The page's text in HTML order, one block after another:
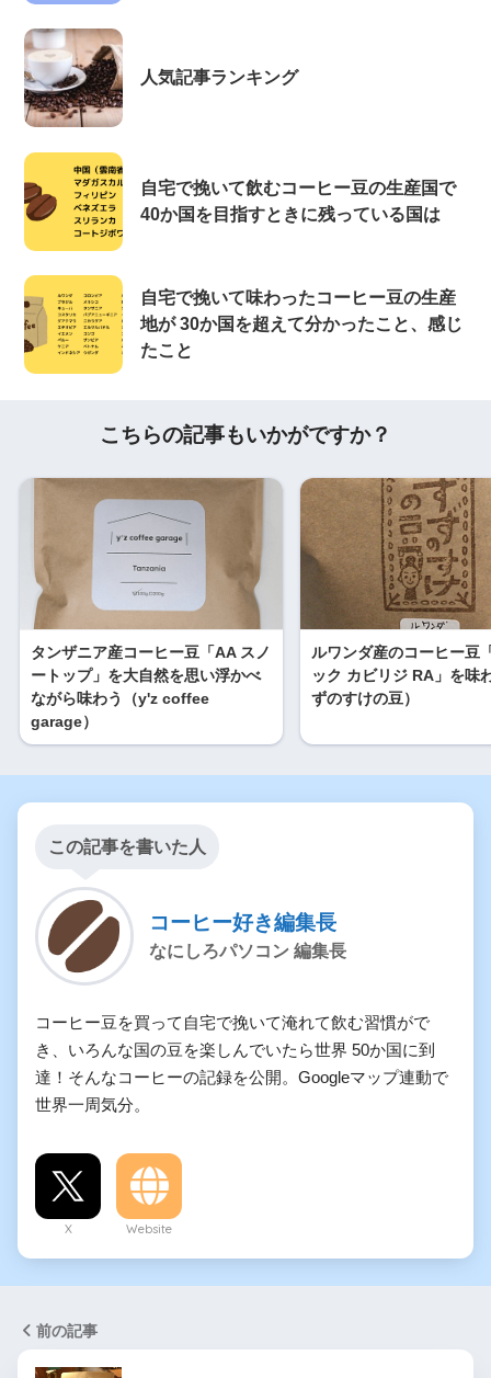
人気記事ランキング
自宅で挽いて飲むコーヒー豆の生産国で
40か国を目指すときに残っている国は
自宅で挽いて味わったコーヒー豆の生産
地が 30か国を超えて分かったこと、感じ
たこと
こちらの記事もいかがですか？
タンザニア産コーヒー豆「AA スノ
ートップ」を大自然を思い浮かべ
ながら味わう（y'z coffee
garage）
ルワンダ産のコーヒー豆
ック カビリジ RA」を味
ずのすけの豆）
この記事を書いた人
コーヒー好き編集長
なにしろパソコン 編集長
コーヒー豆を買って自宅で挽いて淹れて飲む習慣がで
き、いろんな国の豆を楽しんでいたら世界 50か国に到
達！そんなコーヒーの記録を公開。Googleマップ連動で
世界一周気分。
X Website
前の記事